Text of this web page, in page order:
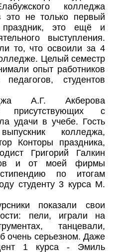
колледжа
это не только первый
праздник, это ещё и
выступления.
то, что освоили за 4
Целый семестр
опыт работников
студентов
А.Г. Акберова
присутствующих с
удачи в учебе. Гость
колледжа,
Конторы праздника,
Григорий Галкин
и от моей фирмы
по итогам
студенту 3 курса М.
показали свои
пели, играли на
танцевали,
очень серьезном. Даже
1 курса - Эмиль